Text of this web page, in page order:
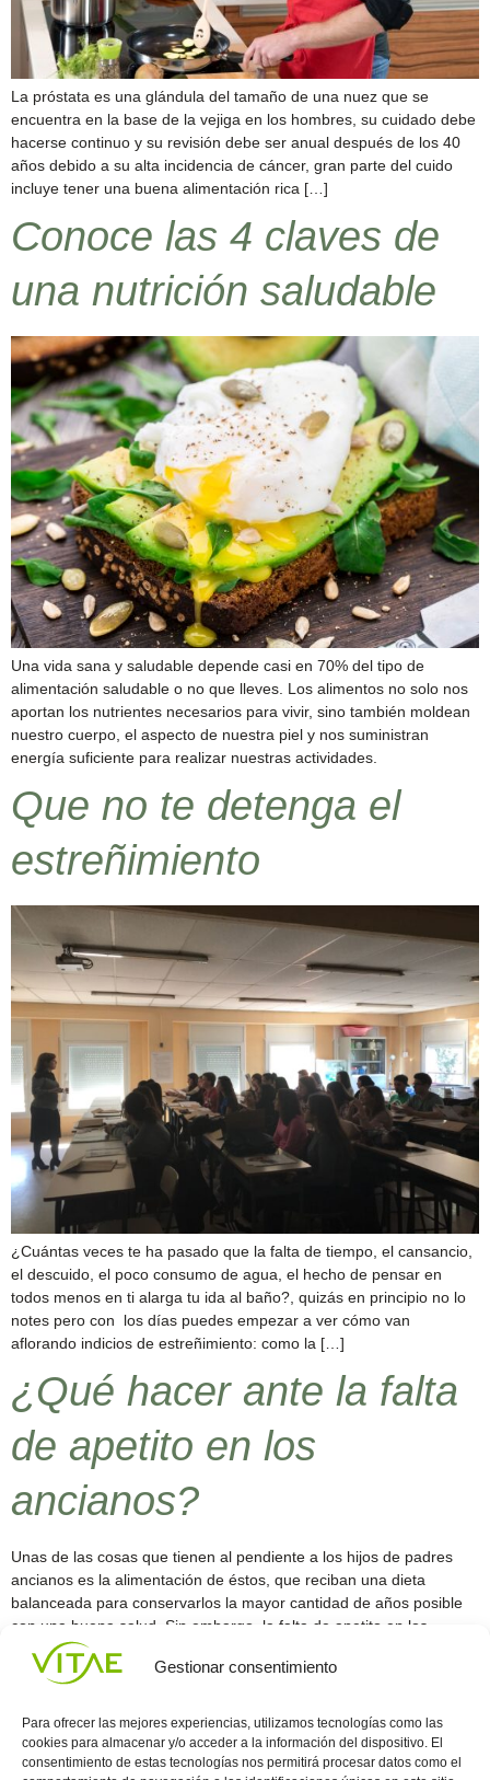
Gestionar consentimiento
Para ofrecer las mejores experiencias, utilizamos tecnologías como las
cookies para almacenar y/o acceder a la información del dispositivo. El
consentimiento de estas tecnologías nos permitirá procesar datos como el
La próstata es una glándula del tamaño de una nuez que se
encuentra en la base de la vejiga en los hombres, su cuidado debe
hacerse continuo y su revisión debe ser anual después de los 40
años debido a su alta incidencia de cáncer, gran parte del cuido
incluye tener una buena alimentación rica […]
Conoce las 4 claves de
una nutrición saludable
Una vida sana y saludable depende casi en 70% del tipo de
alimentación saludable o no que lleves. Los alimentos no solo nos
aportan los nutrientes necesarios para vivir, sino también moldean
nuestro cuerpo, el aspecto de nuestra piel y nos suministran
energía suficiente para realizar nuestras actividades.
Que no te detenga el
estreñimiento
¿Cuántas veces te ha pasado que la falta de tiempo, el cansancio,
el descuido, el poco consumo de agua, el hecho de pensar en
todos menos en ti alarga tu ida al baño?, quizás en principio no lo
notes pero con los días puedes empezar a ver cómo van
aflorando indicios de estreñimiento: como la […]
¿Qué hacer ante la falta
de apetito en los
ancianos?
Unas de las cosas que tienen al pendiente a los hijos de padres
ancianos es la alimentación de éstos, que reciban una dieta
balanceada para conservarlos la mayor cantidad de años posible
con una buena salud. Sin embargo, la falta de apetito en los
ancianos es un síntoma común que tiene causas emocionales y de
Siguiente